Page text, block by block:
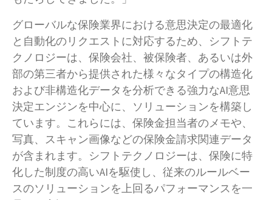
グローバルな保険業界における意思決定の最適化
と自動化のリクエストに対応するため、シフトテ
クノロジーは、保険会社、被保険者、あるいは外
部の第三者から提供された様々なタイプの構造化
および非構造化データを分析できる強力なAI意思
決定エンジンを中心に、ソリューションを構築し
ています。これらには、保険金担当者のメモや、
写真、スキャン画像などの保険金請求関連データ
が含まれます。シフトテクノロジーは、保険に特
化した制度の高いAIを駆使し、従来のルールベー
スのソリューションを上回るパフォーマンスを一